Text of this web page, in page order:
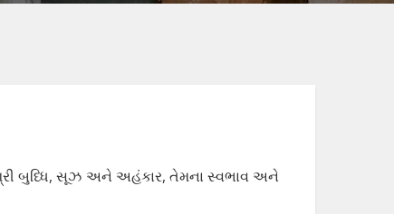
બુધ્ધિ, સૂઝ અને અહંકાર, તેમના સ્વભાવ અને